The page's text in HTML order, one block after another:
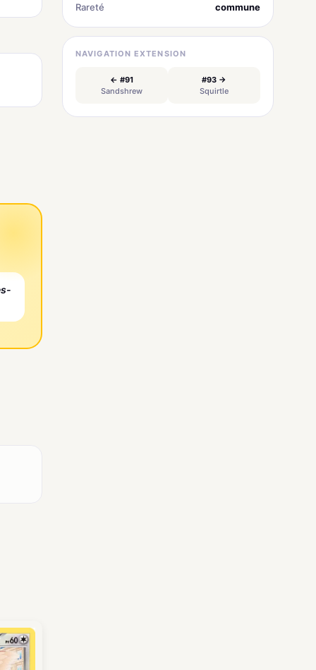
Rareté
commune
NAVIGATION EXTENSION
← #91
Sandshrew
#93 →
Squirtle